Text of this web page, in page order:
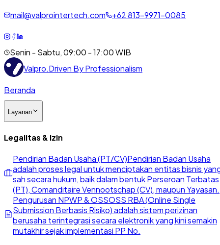
mail@valprointertech.com +62813-9971-0085
Senin - Sabtu, 09:00 - 17:00 WIB
Valpro.Driven By Professionalism
Beranda
Layanan
Legalitas & Izin
Pendirian Badan Usaha (PT/CV)Pendirian Badan Usaha
adalah proses legal untuk menciptakan entitas bisnis
sah secara hukum, baik dalam bentuk Perseroan Terbatas
(PT), Comanditaire Vennootschap (CV), maupun Yayasan.
Pengurusan NPWP & OSSOSS RBA (Online Single
Submission Berbasis Risiko) adalah sistem perizinan
berusaha terintegrasi secara elektronik yang kini semakin
mutakhir sejak implementasi PP No.